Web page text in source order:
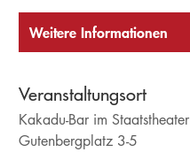
Weitere Informationen
Veranstaltungsort
Kakadu-Bar im Staatstheater
Gutenbergplatz 3-5